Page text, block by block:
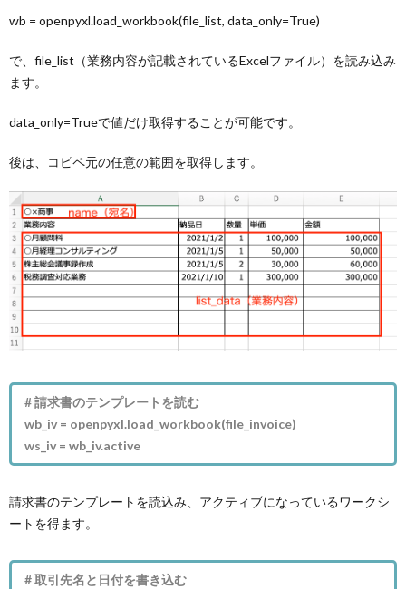
wb = openpyxl.load_workbook(file_list, data_only=True)
で、file_list（業務内容が記載されているExcelファイル）を読み込み
ます。
data_only=Trueで値だけ取得することが可能です。
後は、コピペ元の任意の範囲を取得します。
# 請求書のテンプレートを読む
wb_iv = openpyxl.load_workbook(file_invoice)
ws_iv = wb_iv.active
請求書のテンプレートを読込み、アクティブになっているワークシ
ートを得ます。
# 取引先名と日付を書き込む